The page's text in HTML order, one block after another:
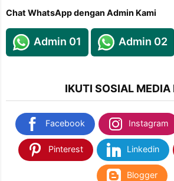
Chat WhatsApp dengan Admin Kami
Admin 01 Admin 02
IKUTI SOSIAL MEDIA
Facebook Instagram
Pinterest Linkedin
Blogger